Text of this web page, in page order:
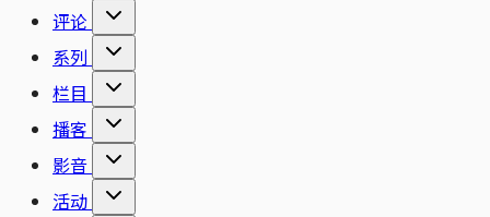
评论
系列
栏目
播客
影音
活动